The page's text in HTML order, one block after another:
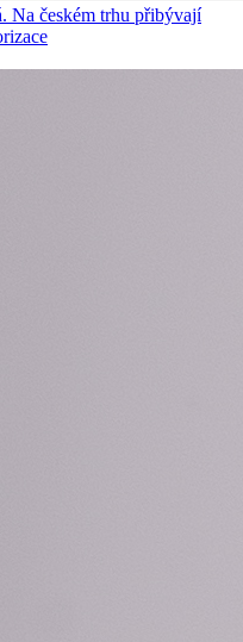
Na českém trhu přibývají